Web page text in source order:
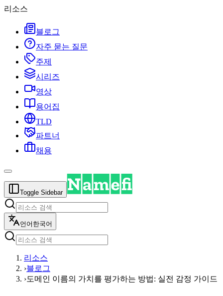
리소스
블로그
자주 묻는 질문
주제
시리즈
영상
용어집
TLD
파트너
채용
Toggle Sidebar
언어 한국어
리소스
›블로그
›도메인 이름의 가치를 평가하는 방법: 실전 감정 가이드